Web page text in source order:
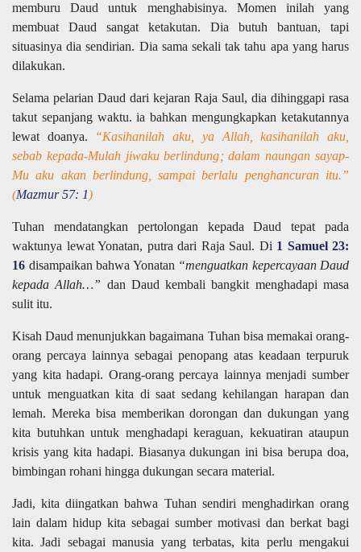
memburu Daud untuk menghabisinya. Momen inilah yang
membuat Daud sangat ketakutan. Dia butuh bantuan, tapi
situasinya dia sendirian. Dia sama sekali tak tahu apa yang harus
dilakukan.
Selama pelarian Daud dari kejaran Raja Saul, dia dihinggapi rasa
takut sepanjang waktu. ia bahkan mengungkapkan ketakutannya
lewat doanya. “Kasihanilah aku, ya Allah, kasihanilah aku,
sebab kepada-Mulah jiwaku berlindung; dalam naungan sayap-
Mu aku akan berlindung, sampai berlalu penghancuran itu.”
(Mazmur 57: 1)
Tuhan mendatangkan pertolongan kepada Daud tepat pada
waktunya lewat Yonatan, putra dari Raja Saul. Di 1 Samuel 23:
16 disampaikan bahwa Yonatan “menguatkan kepercayaan Daud
kepada Allah…” dan Daud kembali bangkit menghadapi masa
sulit itu.
Kisah Daud menunjukkan bagaimana Tuhan bisa memakai orang-
orang percaya lainnya sebagai penopang atas keadaan terpuruk
yang kita hadapi. Orang-orang percaya lainnya menjadi sumber
untuk menguatkan kita di saat sedang kehilangan harapan dan
lemah. Mereka bisa memberikan dorongan dan dukungan yang
kita butuhkan untuk menghadapi keraguan, kekuatiran ataupun
krisis yang kita hadapi. Biasanya dukungan ini bisa berupa doa,
bimbingan rohani hingga dukungan secara material.
Jadi, kita diingatkan bahwa Tuhan sendiri menghadirkan orang
lain dalam hidup kita sebagai sumber motivasi dan berkat bagi
kita. Jadi sebagai manusia yang terbatas, kita perlu mengakui